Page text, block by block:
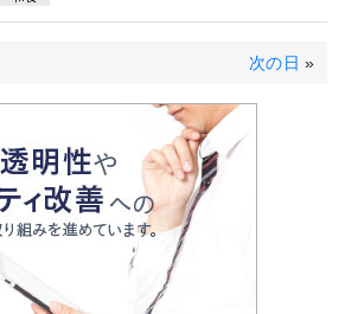
次の日 »